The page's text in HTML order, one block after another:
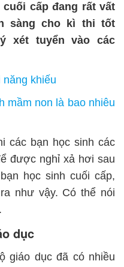
cấp đang rất vất
sàng cho kì thi tốt
xét tuyển vào các
năng khiếu
mầm non là bao nhiêu
các bạn học sinh các
được nghỉ xả hơi sau
học sinh cuối cấp,
như vậy. Có thể nói
dục
giáo dục đã có nhiều